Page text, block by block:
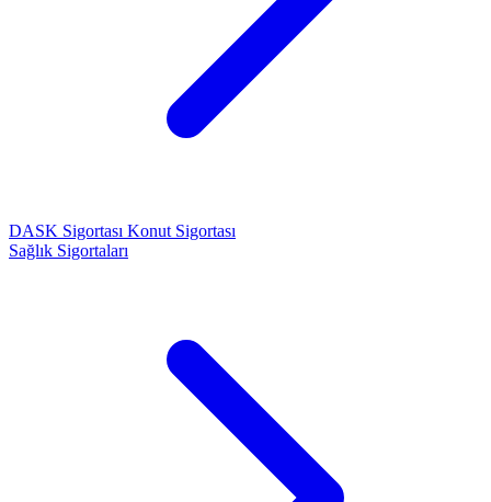
DASK Sigortası Konut Sigortası
Sağlık Sigortaları